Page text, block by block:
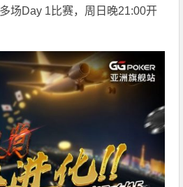
场Day 1比赛，周日晚21:00开